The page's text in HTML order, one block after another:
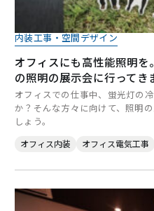
内装工事・空間デザイン
オフィスにも高性能照明
の照明の展示会に行ってき
オフィスでの仕事中、蛍光灯の
か？そんな方々に向けて、照明
しょう。
オフィス内装 オフィス電気工事